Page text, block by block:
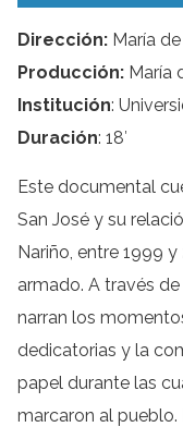
Dirección: María
Producción: María
Institución:
Duración: 18′
Este documental
San José y su
Nariño, entre 1999
armado. A través
narran los
dedicatorias y la
papel durante las
marcaron al